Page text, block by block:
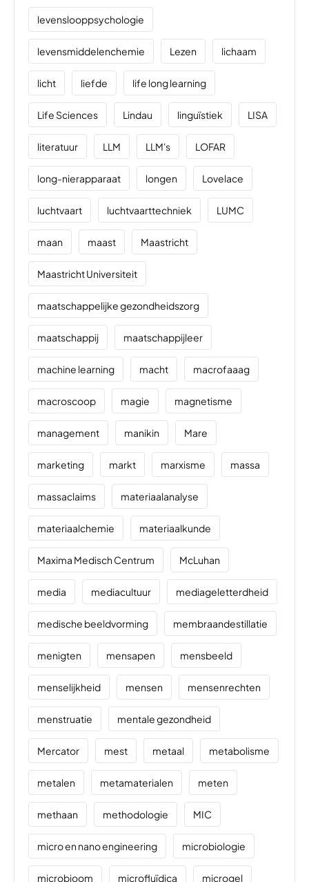
levenslooppsychologie
levensmiddelenchemie Lezen lichaam
licht liefde life long learning
Life Sciences Lindau linguïstiek LISA
literatuur LLM LLM's LOFAR
long-nierapparaat longen Lovelace
luchtvaart luchtvaarttechniek LUMC
maan maast Maastricht
Maastricht Universiteit
maatschappelijke gezondheidszorg
maatschappij maatschappijleer
machine learning macht macrofaaag
macroscoop magie magnetisme
management manikin Mare
marketing markt marxisme massa
massaclaims materiaalanalyse
materiaalchemie materiaalkunde
Maxima Medisch Centrum McLuhan
media mediacultuur mediageletterdheid
medische beeldvorming membraandestillatie
menigten mensapen mensbeeld
menselijkheid mensen mensenrechten
menstruatie mentale gezondheid
Mercator mest metaal metabolisme
metalen metamaterialen meten
methaan methodologie MIC
micro en nano engineering microbiologie
microbioom microfluïdica microgel